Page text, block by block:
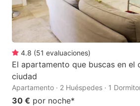
4.8 (51 evaluaciones)
El apartamento que buscas en el
ciudad
Apartamento · 2 Huéspedes · 1
30 € por noche*